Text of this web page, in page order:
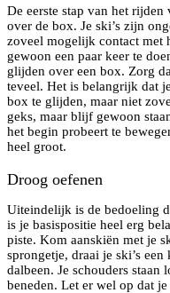
De eerste stap van het
over de box. Je ski’s zijn
zoveel mogelijk contact met
gewoon een paar keer te
glijden over een box. Zorg
teveel. Het is belangrijk dat
box te glijden, maar niet
geks, maar blijf gewoon
het begin probeert te
heel groot.
Droog oefenen
Uiteindelijk is de bedoeling
is je basispositie heel erg
piste. Kom aanskiën met je
sprongetje, draai je ski’s
dalbeen. Je schouders
beneden. Let er wel op dat